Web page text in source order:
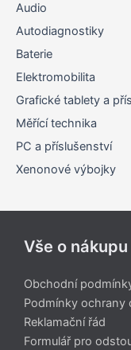
Audio
Autodiagnostiky
Baterie
Elektromobilita
Grafické tablety a
Měřící technika
PC a příslušenství
Xenonové výbojky
Vše o nákupu
Obchodní
Podmínky ochrany
Reklamační řád
Formulář pro